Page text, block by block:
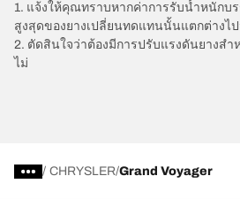
1. แจ้งให้คุณทราบหากค่าการรับน้ำหนักบ
สูงสุดของยางเปลี่ยนทดแทนนั้นแตกต่างไป
2. ตัดสินใจว่าต้องมีการปรับแรงดันยางส
ไม่
/ CHRYSLER Grand Voyager